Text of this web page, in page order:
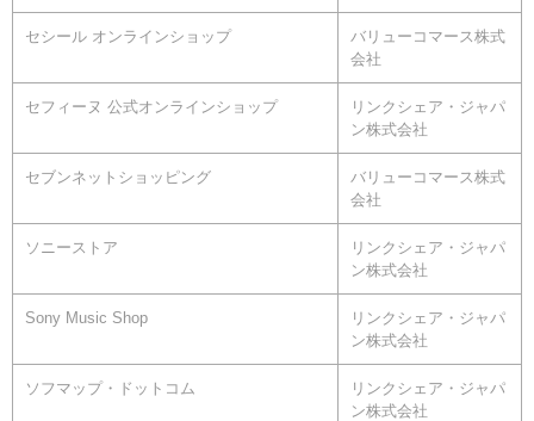
セシール オンラインショップ
バリューコマース株式
会社
セフィーヌ 公式オンラインショップ
リンクシェア・ジャパ
ン株式会社
セブンネットショッピング
バリューコマース株式
会社
ソニーストア
リンクシェア・ジャパ
ン株式会社
Sony Music Shop
リンクシェア・ジャパ
ン株式会社
ソフマップ・ドットコム
リンクシェア・ジャパ
ン株式会社